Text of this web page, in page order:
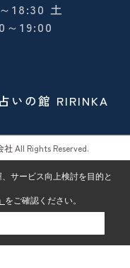
18:30 土
～19:00
占いの館 RIRINKA
All Rights Reserved.
サービス向上検討を目的と
をご確認ください。